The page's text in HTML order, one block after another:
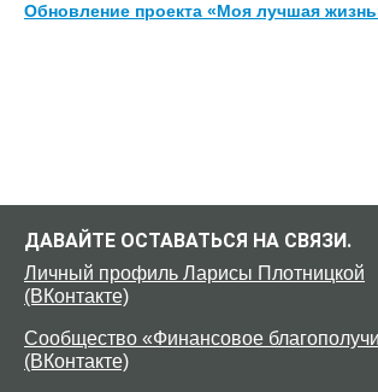
Обновление проекта «Моя лучшая
ДАВАЙТЕ ОСТАВАТЬСЯ НА СВЯЗИ.
Личный профиль Ларисы Плотницкой
(ВКонтакте)
Сообщество «Финансовое
(ВКонтакте)